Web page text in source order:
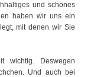
und schönes
haben wir uns ein
mit denen wir Sie
wichtig. Deswegen
Und auch bei